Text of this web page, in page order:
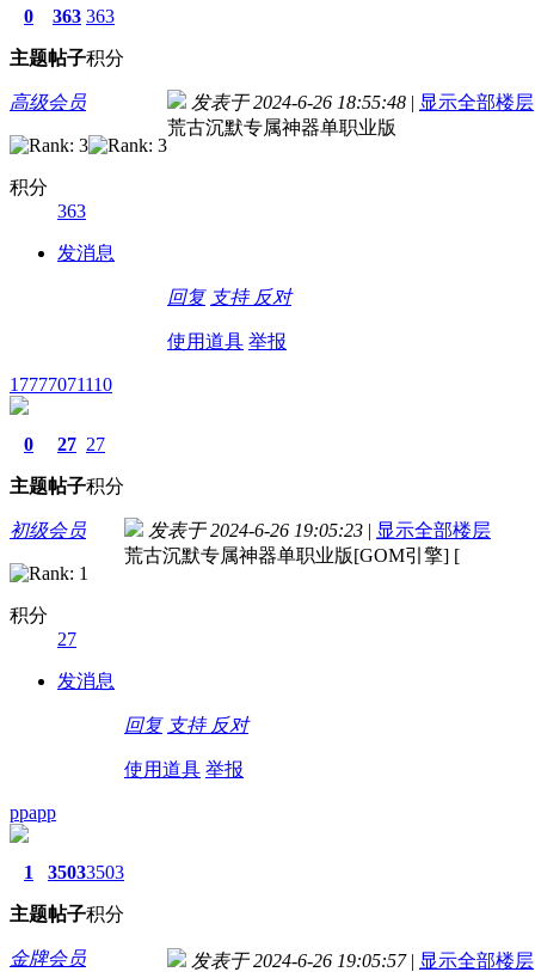
0
主题
363
帖子
363
积分
高级会员
积分
363
发消息
发表于 2024-6-26 18:55:48 | 显示全部楼层
荒古沉默专属神器单职业版
回复 支持 反对
使用道具 举报
17777071110
0
主题
27
帖子
27
积分
初级会员
积分
27
发消息
发表于 2024-6-26 19:05:23 | 显示全部楼层
荒古沉默专属神器单职业版[GOM引擎] [
回复 支持 反对
使用道具 举报
ppapp
1
主题
3503
帖子
3503
积分
金牌会员 发表于 2024-6-26 19:05:57 | 显示全部楼层